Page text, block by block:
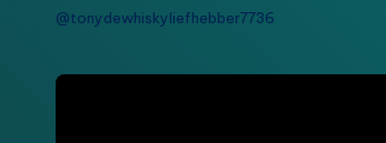
@tonydewhiskyliefhebber7736